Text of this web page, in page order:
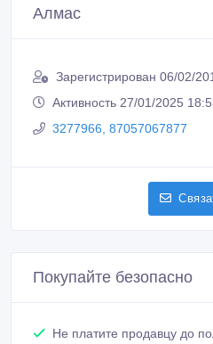
Алмас
Зарегистрирован 06/02/
Активность 27/01/2025
3277966, 87057067877
Покупайте безопасно
Не платите продавцу до